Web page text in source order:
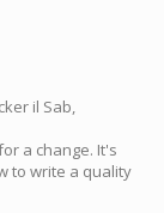
il Sab,
a change. It's
to write a quality